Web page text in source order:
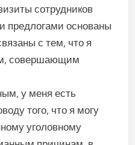
сотрудников
предлогами основаны
с тем, что я
совершающим
у меня есть
того, что я могу
уголовному